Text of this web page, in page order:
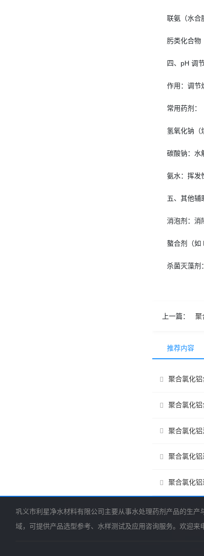
联氨（水合
肟类化合物
四、pH 调
作用：调节
常用药剂：
氢氧化钠（
碳酸钠：水
氨水：挥发
五、其他辅
消泡剂：消
螯合剂（如
杀菌灭藻剂
上一篇： 聚
推荐内容
聚合氯化
聚合氯化
聚合氯化
聚合氯化
聚合氯化铝
巩义市利星净水材料有限公司主要从事水处理药剂产品的生
域，可提供产品选型参考、水样测试及应用咨询服务。欢迎